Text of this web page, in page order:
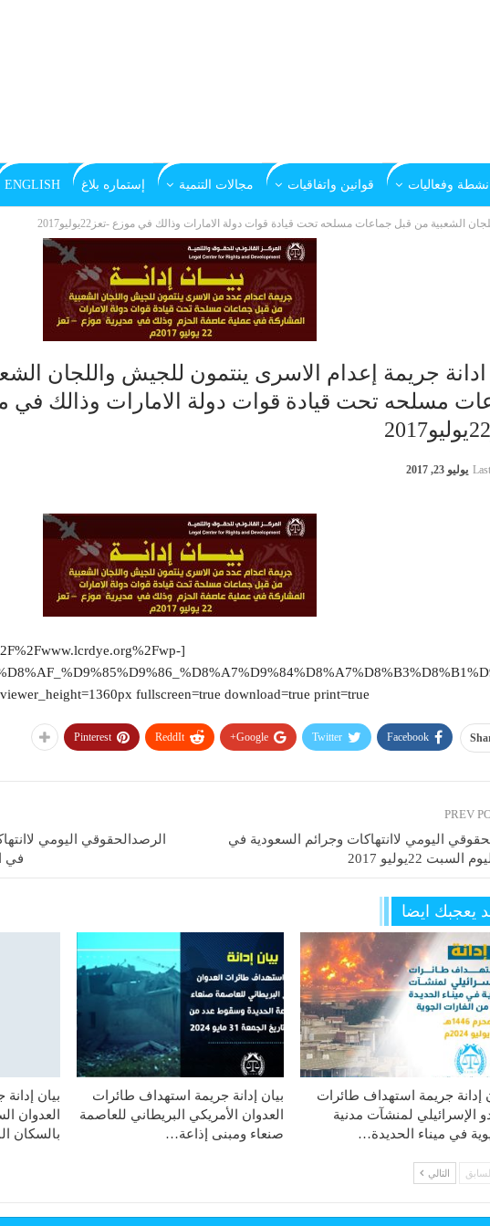
انشطة وفعاليات قوانين واتفاقيات مجالات التنمية إستماره بلاغ ENGLISH
الشعبية من قبل جماعات مسلحه تحت قيادة قوات دولة الامارات وذالك في موزع -تعز22يوليو2017
ادانة جريمة إعدام الاسرى ينتمون للجيش واللجان
مسلحه تحت قيادة قوات دولة الامارات وذالك في
يوليو 23, 2017
fullscreen=true download=true print=true]
Facebook
Twitter
Google+
ReddIt
Pinterest
اليومي لاانتهاكات وجرائم السعودية في
22يوليو 2017
الرصدالحقوقي اليومي
في
يعجبك ايضا
إدانة جريمة استهداف طائرات
الإسرائيلي لمنشآت مدنية
في ميناء الحديدة…
بيان إدانة جريمة استهداف طائرات
العدوان الأمريكي البريطاني للعاصمة
صنعاء ومبنى إذاعة…
بيان
العدوان
بالسكان
التالي